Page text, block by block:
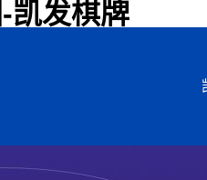
凯发棋牌